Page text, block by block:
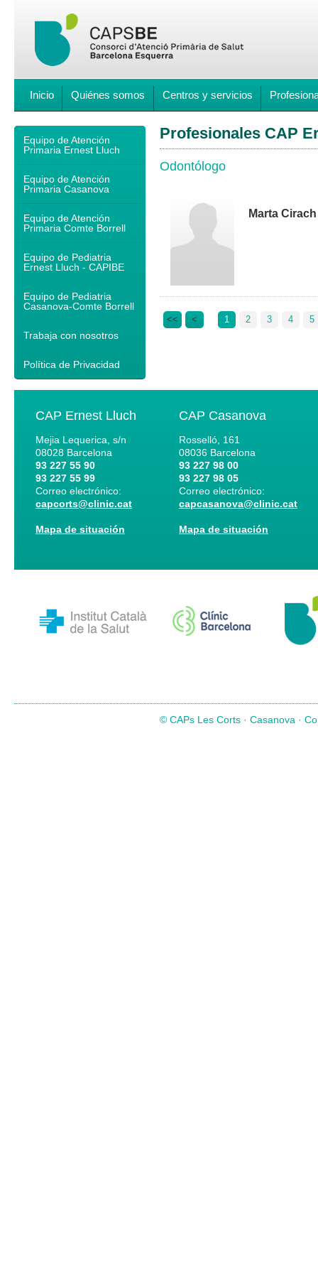
Inicio Quiénes somos Centros y servicios
Equipo de Atención
Primaria Ernest Lluch
Equipo de Atención
Primaria Casanova
Equipo de Atención
Primaria Comte Borrell
Equipo de Pediatria
Ernest Lluch - CAPIBE
Equipo de Pediatria
Casanova-Comte Borrell
Trabaja con nosotros
Política de Privacidad
Profesionales CAP
Odontólogo
Marta
<< < 1 2 3 4 5
CAP Ernest Lluch
Mejia Lequerica, s/n
08028 Barcelona
93 227 55 90
93 227 55 99
Correo electrónico:
capcorts@clinic.cat
Mapa de situación
CAP Casanova
Rosselló, 161
08036 Barcelona
93 227 98 00
93 227 98 05
Correo electrónico:
capcasanova@clinic.cat
Mapa de situación
© CAPs Les Corts · Casanova ·